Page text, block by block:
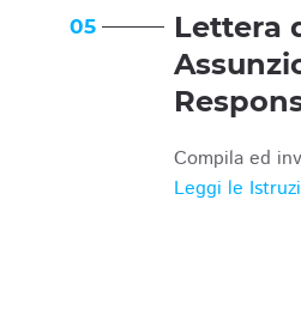
05
Lettera
Compila ed
Leggi le